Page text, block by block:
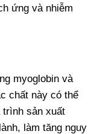
ứng và nhiễm
myoglobin và
chất này có thể
sản xuất
làm tăng nguy